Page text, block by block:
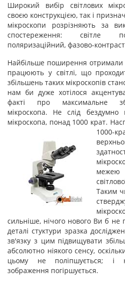
Широкий вибір світлових
своєю конструкцією, так і
мікроскопи розрізняють за
спостереження: світле
поляризаційний, фазово-
Найбільше поширення отримали
працюють у світлі, що
збільшень таких мікроскопів
нам би дуже хотілося
факті про максимальне
мікроскопа. Не слід бездумно
мікроскопа, понад 1000 крат.
1000-
межею
Таким
сильніше, нічого нового Ви б не
деталі стуктури зразка
зв'язку з цим підвищувати
абсолютно ніякого сенсу,
цьому не поліпшується; і
зображення погіршується.